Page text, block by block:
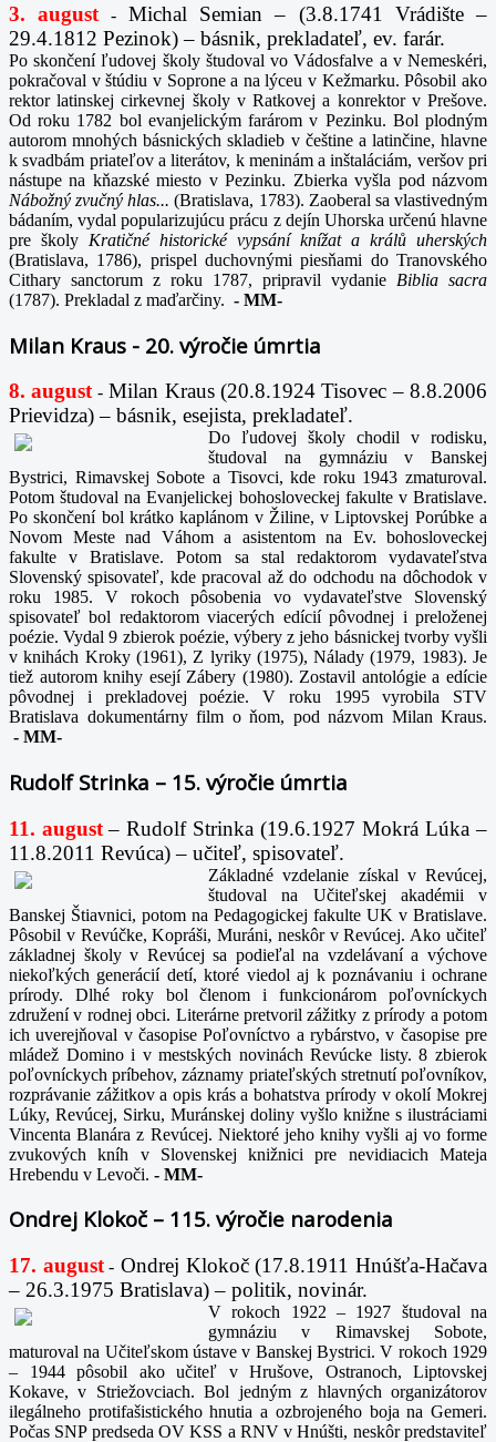
3. august -Michal Semian – (3.8.1741 Vrádište –
29.4.1812 Pezinok) – básnik, prekladateľ, ev. farár.
Po skončení ľudovej školy študoval vo Vádosfalve a v Nemeskéri,
pokračoval v štúdiu v Soprone a na lýceu v Kežmarku. Pôsobil ako
rektor latinskej cirkevnej školy v Ratkovej a konrektor v Prešove.
Od roku 1782 bol evanjelickým farárom v Pezinku. Bol plodným
autorom mnohých básnických skladieb v češtine a latinčine, hlavne
k svadbám priateľov a literátov, k meninám a inštaláciám, veršov pri
nástupe na kňazské miesto v Pezinku. Zbierka vyšla pod názvom
Nábožný zvučný hlas...(Bratislava, 1783). Zaoberal sa vlastivedným
bádaním, vydal popularizujúcu prácu z dejín Uhorska určenú hlavne
pre školy Kratičné historické vypsání knížat a králů uherských
(Bratislava, 1786), prispel duchovnými piesňami do Tranovského
Cithary sanctorum z roku 1787, pripravil vydanie Biblia sacra
(1787). Prekladal z maďarčiny. - MM-
Milan Kraus - 20. výročie úmrtia
8. august -Milan Kraus (20.8.1924 Tisovec – 8.8.2006
Prievidza) – básnik, esejista, prekladateľ.
Do ľudovej školy chodil v rodisku,
študoval na gymnáziu v Banskej
Bystrici, Rimavskej Sobote a Tisovci, kde roku 1943 zmaturoval.
Potom študoval na Evanjelickej bohosloveckej fakulte v Bratislave.
Po skončení bol krátko kaplánom v Žiline, v Liptovskej Porúbke a
Novom Meste nad Váhom a asistentom na Ev. bohosloveckej
fakulte v Bratislave. Potom sa stal redaktorom vydavateľstva
Slovenský spisovateľ, kde pracoval až do odchodu na dôchodok v
roku 1985. V rokoch pôsobenia vo vydavateľstve Slovenský
spisovateľ bol redaktorom viacerých edícií pôvodnej i preloženej
poézie. Vydal 9 zbierok poézie, výbery z jeho básnickej tvorby vyšli
v knihách Kroky (1961), Z lyriky (1975), Nálady (1979, 1983). Je
tiež autorom knihy esejí Zábery (1980). Zostavil antológie a edície
pôvodnej i prekladovej poézie. V roku 1995 vyrobila STV
Bratislava dokumentárny film o ňom, pod názvom Milan Kraus.
- MM-
Rudolf Strinka – 15. výročie úmrtia
11. august – Rudolf Strinka (19.6.1927 Mokrá Lúka –
11.8.2011 Revúca) – učiteľ, spisovateľ.
Základné vzdelanie získal v Revúcej,
študoval na Učiteľskej akadémii v
Banskej Štiavnici, potom na Pedagogickej fakulte UK v Bratislave.
Pôsobil v Revúčke, Kopráši, Muráni, neskôr v Revúcej. Ako učiteľ
základnej školy v Revúcej sa podieľal na vzdelávaní a výchove
niekoľkých generácií detí, ktoré viedol aj k poznávaniu i ochrane
prírody. Dlhé roky bol členom i funkcionárom poľovníckych
združení v rodnej obci. Literárne pretvoril zážitky z prírody a potom
ich uverejňoval v časopise Poľovníctvo a rybárstvo, v časopise pre
mládež Domino i v mestských novinách Revúcke listy. 8 zbierok
poľovníckych príbehov, záznamy priateľských stretnutí poľovníkov,
rozprávanie zážitkov a opis krás a bohatstva prírody v okolí Mokrej
Lúky, Revúcej, Sirku, Muránskej doliny vyšlo knižne s ilustráciami
Vincenta Blanára z Revúcej. Niektoré jeho knihy vyšli aj vo forme
zvukových kníh v Slovenskej knižnici pre nevidiacich Mateja
Hrebendu v Levoči. - MM-
Ondrej Klokoč – 115. výročie narodenia
17. august- Ondrej Klokoč (17.8.1911 Hnúšťa-Hačava
– 26.3.1975 Bratislava) – politik, novinár.
V rokoch 1922 – 1927 študoval na
gymnáziu v Rimavskej Sobote,
maturoval na Učiteľskom ústave v Banskej Bystrici. V rokoch 1929
– 1944 pôsobil ako učiteľ v Hrušove, Ostranoch, Liptovskej
Kokave, v Striežovciach. Bol jedným z hlavných organizátorov
ilegálneho protifašistického hnutia a ozbrojeného boja na Gemeri.
Počas SNP predseda OV KSS a RNV v Hnúšti, neskôr predstaviteľ